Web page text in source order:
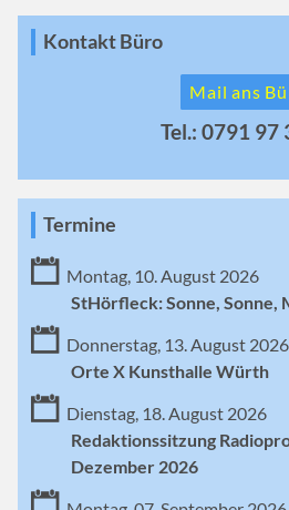
Kontakt Büro
Mail ans
Tel.: 0791 97
Termine
Montag, 10. August 2026
StHörfleck: Sonne, Sonne,
Donnerstag, 13. August 2026
Orte X Kunsthalle Würth
Dienstag, 18. August 2026
Redaktionssitzung
Dezember 2026